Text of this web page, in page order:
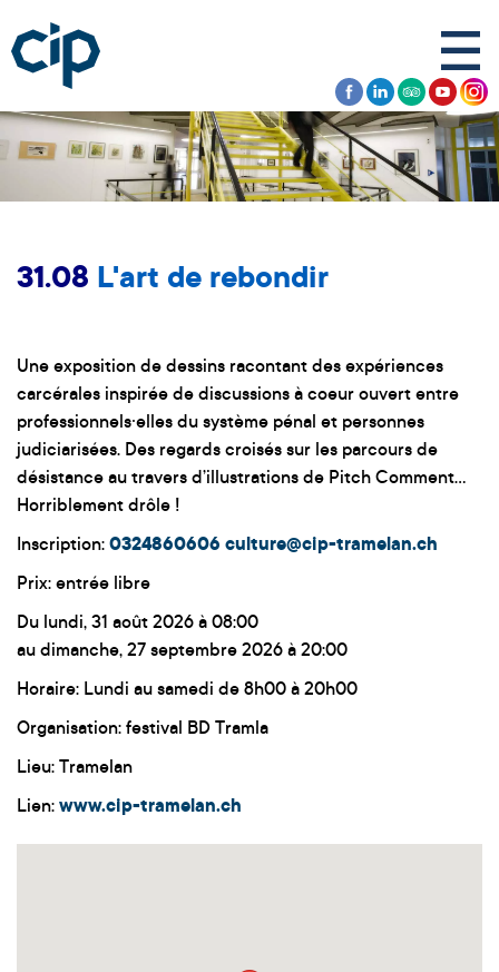
31.08 L'art de rebondir
Une exposition de dessins racontant des expériences
carcérales inspirée de discussions à coeur ouvert entre
professionnels·elles du système pénal et personnes
judiciarisées. Des regards croisés sur les parcours de
désistance au travers d’illustrations de Pitch Comment...
Horriblement drôle !
Inscription: 0324860606 culture@cip-tramelan.ch
Prix: entrée libre
Du lundi, 31 août 2026 à 08:00
au dimanche, 27 septembre 2026 à 20:00
Horaire: Lundi au samedi de 8h00 à 20h00
Organisation: festival BD Tramla
Lieu: Tramelan
Lien: www.cip-tramelan.ch